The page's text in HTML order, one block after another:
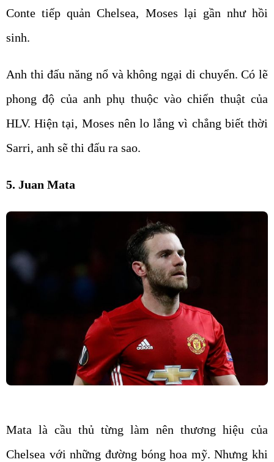
Conte tiếp quản Chelsea, Moses lại gần như hồi
sinh.
Anh thi đấu năng nổ và không ngại di chuyển. Có lẽ
phong độ của anh phụ thuộc vào chiến thuật của
HLV. Hiện tại, Moses nên lo lắng vì chẳng biết thời
Sarri, anh sẽ thi đấu ra sao.
5. Juan Mata
Mata là cầu thủ từng làm nên thương hiệu của
Chelsea với những đường bóng hoa mỹ. Nhưng khi